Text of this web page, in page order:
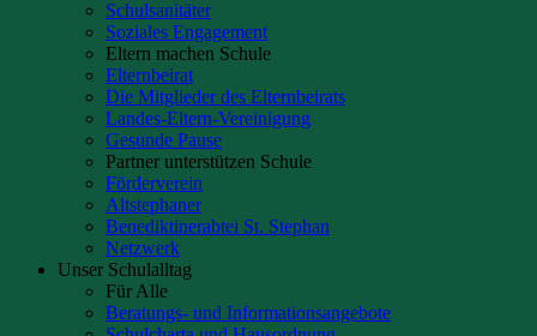
Schulsanitäter
Soziales Engagement
Eltern machen Schule
Elternbeirat
Die Mitglieder des Elternbeirats
Landes-Eltern-Vereinigung
Gesunde Pause
Partner unterstützen Schule
Förderverein
Altstephaner
Benediktinerabtei St. Stephan
Netzwerk
Unser Schulalltag
Für Alle
Beratungs- und Informationsangebote